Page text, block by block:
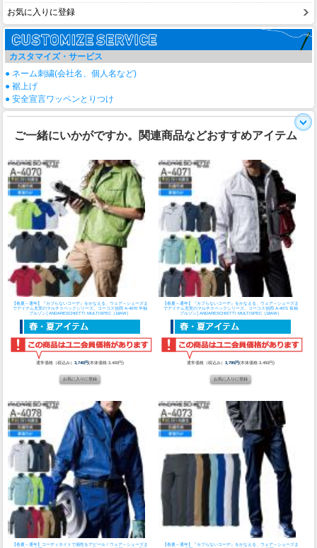
お気に入りに登録
カスタマイズ・サービス
● ネーム刺繍(会社名、個人名など)
● 裾上げ
● 安全宣言ワッペンとりつけ
ご一緒にいかがですか。関連商品などおすすめアイテム
【春夏～通年】『カブらないコーデ』をかなえる、ウェア～シューズま
でアイテム充実のマルチスペックシリーズ。
コーコス信岡 A-4070 半袖
ブルゾン│ANDARESCHIETTI MULTISPEC［18AW］
通常価格（税込み）3,740円(本体価格:3,400円)
【春夏～通年】『カブらないコーデ』をかなえる、ウェア～シューズま
でアイテム充実のマルチスペックシリーズ。
コーコス信岡 A-4071 長袖
ブルゾン│ANDARESCHIETTI MULTISPEC［18AW］
通常価格（税込み） 3,795円(本体価格:3,450円)
【春夏～通年】コーディネイトで個性をアピール！ウェア～シューズま
【春夏～通年】『カブらないコーデ』をかなえる、ウェア～シューズま